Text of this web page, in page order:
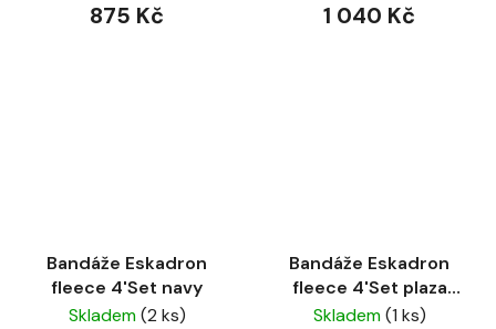
875 Kč 1 040 Kč
Bandáže Eskadron
fleece 4'Set navy
Skladem(2 ks)
Bandáže Eskadron
fleece 4'Set plaza
taupe
Skladem(1 ks)